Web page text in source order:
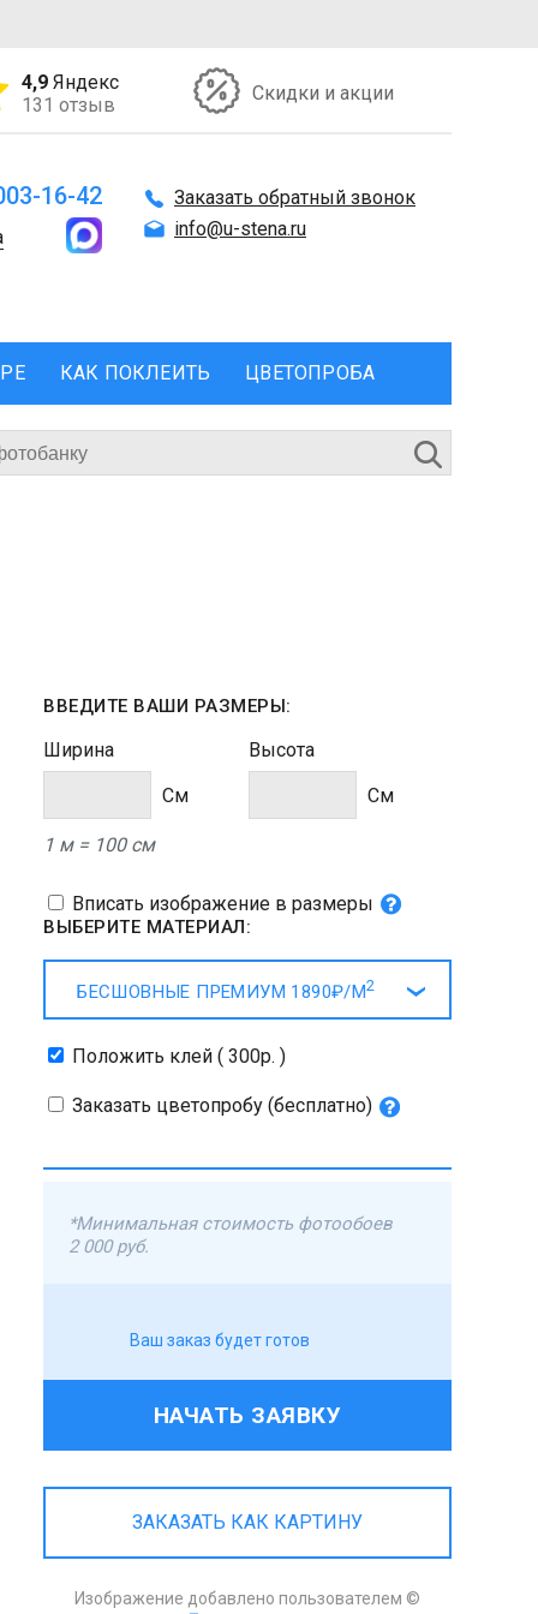
4,9 Яндекс
131 отзыв
Скидки и акции
16-42
Заказать обратный звонок
info@u-stena.ru
КАК ПОКЛЕИТЬ ЦВЕТОПРОБА
ВВЕДИТЕ ВАШИ РАЗМЕРЫ:
Ширина
Cм
Высота
Cм
1 м = 100 см
Вписать изображение в размеры
ВЫБЕРИТЕ МАТЕРИАЛ:
БЕСШОВНЫЕ ПРЕМИУМ 1890₽/М2
Положить клей ( 300р. )
Заказать цветопробу (бесплатно)
*Минимальная стоимость фотообоев
2 000 руб.
Ваш заказ будет готов
НАЧАТЬ ЗАЯВКУ
ЗАКАЗАТЬ КАК КАРТИНУ
Изображение добавлено пользователем ©